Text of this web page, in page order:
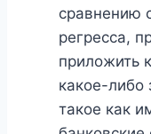
сравнению
регресса,
приложить
какое-либо
такое как